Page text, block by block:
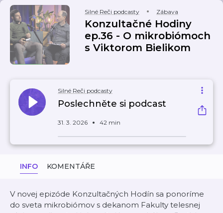
Silné Reči podcasty Zábava
Konzultačné Hodiny
ep.36 - O mikrobiómoch
s Viktorom Bielikom
Silné Reči podcasty
Poslechněte si podcast
31. 3. 2026 42 min
INFO KOMENTÁŘE
V novej epizóde Konzultačných Hodín sa ponoríme
do sveta mikrobiómov s dekanom Fakulty telesnej